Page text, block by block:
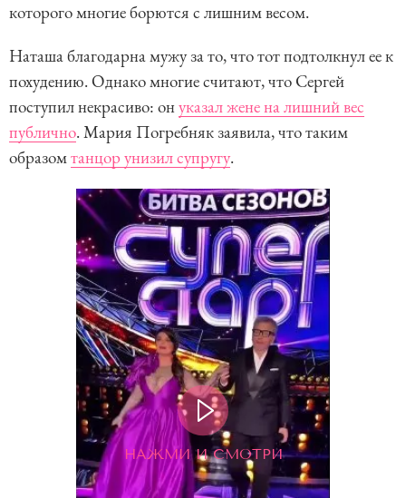
которого многие борются с лишним весом.
Наташа благодарна мужу за то, что тот подтолкнул ее к
похудению. Однако многие считают, что Сергей
поступил некрасиво: онуказал жене на лишний вес
публично. Мария Погребняк заявила, что таким
образомтанцор унизил супругу.
НАЖМИ И СМОТРИ